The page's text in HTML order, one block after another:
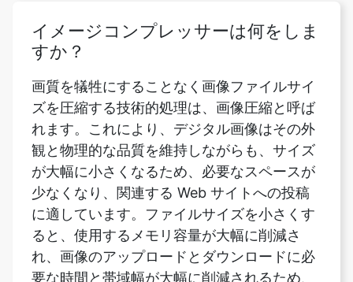
画質を犠牲にすることなく画像ファイルサイ
ズを圧縮する技術的処理は、画像圧縮と呼ば
れます。これにより、デジタル画像はその外
観と物理的な品質を維持しながらも、サイズ
が大幅に小さくなるため、必要なスペースが
少なくなり、関連する Web サイトへの投稿
に適しています。ファイルサイズを小さくす
ると、使用するメモリ容量が大幅に削減さ
れ、画像のアップロードとダウンロードに必
要な時間と帯域幅が大幅に削減されるため、
画像をより経済的かつ効率的に保存できま
す。